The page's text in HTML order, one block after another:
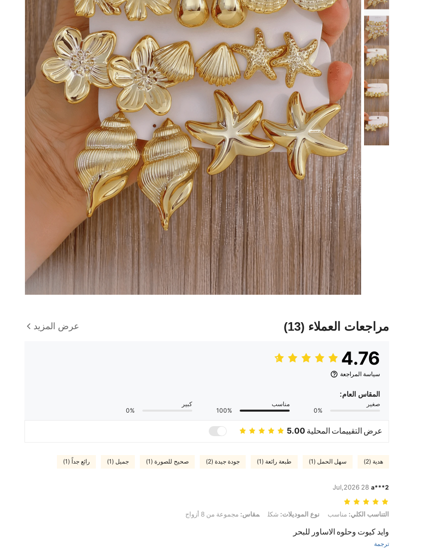
مراجعات العملاء (13) عرض المزيد
4.76
سياسة المراجعة
المقاس العام:
صغير
0%
مناسب
100%
كبير
0%
عرض التقييمات المحلية 5.00
هدية (2) سهل الحمل (1) طبعة رائعة (1) جودة جيدة (2) صحيح للصورة (1) جميل (1) رائع جداً (1)
a***2
28 Jul,2026
التناسب الكلي: مناسب, نوع الموديلات: شكل, مقاس: مجموعة من 8 أزواج
التناسب الكلي: مناسب نوع الموديلات: شكل مقاس: مجموعة من 8 أزواج
وايد كيوت وحلوه الاساور للبحر
ترجمة